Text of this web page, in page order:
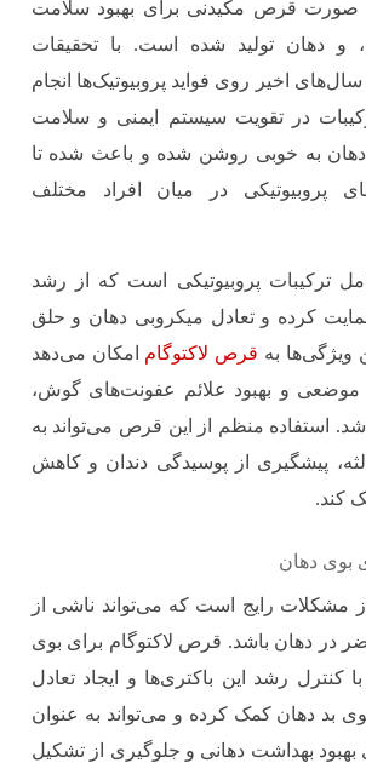
صورت قرص مکیدنی برای بهبود سلامت
و دهان تولید شده است. با تحقیقات
اخیر روی فواید پروبیوتیک‌ها انجام
در تقویت سیستم ایمنی و سلامت
به خوبی روشن شده و باعث شده تا
پروبیوتیکی در میان افراد مختلف
ترکیبات پروبیوتیکی است که از رشد
کرده و تعادل میکروبی دهان و حلق
ویژگی‌ها به قرص لاکتوگام امکان می‌دهد
موضعی و بهبود علائم عفونت‌های گوش،
استفاده منظم از این قرص می‌تواند به
پیشگیری از پوسیدگی دندان و کاهش
کند.
بوی دهان
مشکلات رایج است که می‌تواند ناشی از
در دهان باشد. قرص لاکتوگام برای بوی
کنترل رشد این باکتری‌ها و ایجاد تعادل
بد دهان کمک کرده و می‌تواند به عنوان
بهبود بهداشت دهانی و جلوگیری از تشکیل